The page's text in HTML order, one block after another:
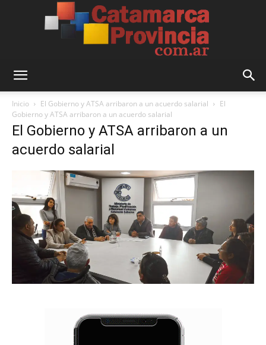
Provincia
Inicio El Gobierno y ATSA arribaron a un acuerdo salarial
El
Gobierno y ATSA arribaron a un acuerdo salarial
El Gobierno y ATSA arribaron a un
acuerdo salarial